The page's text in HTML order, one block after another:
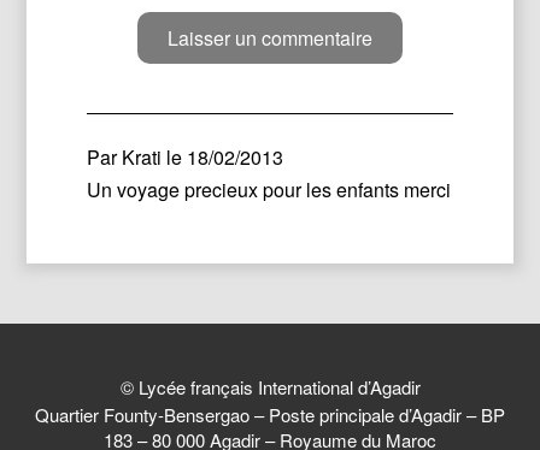
ParKrati le 18/02/2013
Un voyage precieux pour les enfants merci
© Lycée français International d’Agadir
Quartier Founty-Bensergao – Poste principale d’Agadir – BP
183 – 80 000 Agadir – Royaume du Maroc